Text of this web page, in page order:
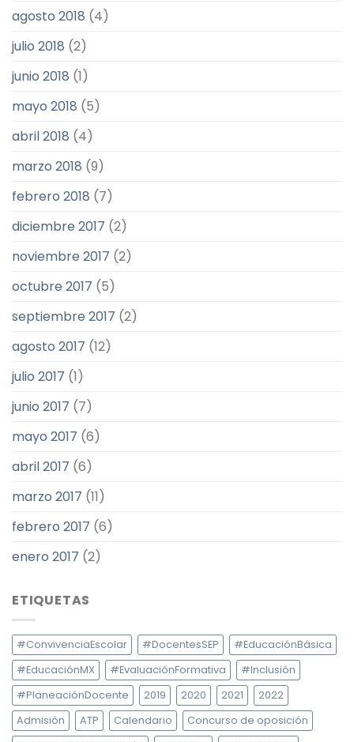
agosto 2018 (4)
julio 2018 (2)
junio 2018 (1)
mayo 2018 (5)
abril 2018 (4)
marzo 2018 (9)
febrero 2018 (7)
diciembre 2017 (2)
noviembre 2017 (2)
octubre 2017 (5)
septiembre 2017 (2)
agosto 2017 (12)
julio 2017 (1)
junio 2017 (7)
mayo 2017 (6)
abril 2017 (6)
marzo 2017 (11)
febrero 2017 (6)
enero 2017 (2)
ETIQUETAS
#ConvivenciaEscolar #DocentesSEP
#EducaciónBásica
#EducaciónMX
#EvaluaciónFormativa
#Inclusión
#PlaneaciónDocente
2019 2020 2021
2022
Admisión
ATP Calendario
Concurso de oposición